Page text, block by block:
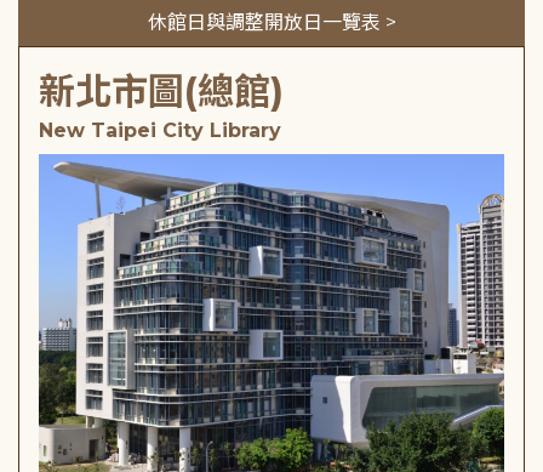
休館日與調整開放日一覽表 >
新北市圖(總館)
New Taipei City Library